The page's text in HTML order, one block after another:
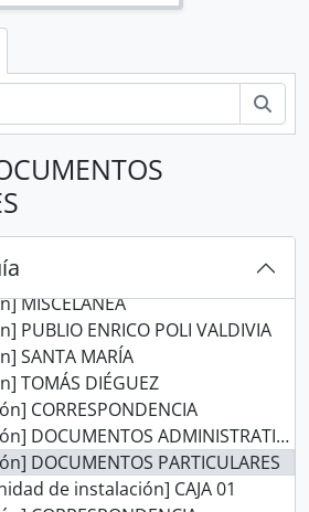
HISTÓRICO
FONDOS INSTITUCIONALES
FONDOS FÁCTICOS
PROTOCOLOS NOTARIALES
COLECCIONES
MADALENGOITIA ALBRECHT
ANGÉLICA PALMA
JORGE ORTIZ SOTELO
MISCELÁNEA
PUBLIO ENRICO POLI VALDIVIA
SANTA MARÍA
TOMÁS DIÉGUEZ
CORRESPONDENCIA
ADMINISTRATIVOS, POLÍTICOS Y ECLESIÁSTICOS
DOCUMENTOS PARTICULARES
de instalación] CAJA 01